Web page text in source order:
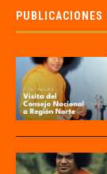
PUBLICACIONES